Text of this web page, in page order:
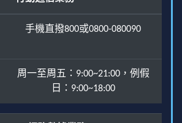
手機直撥800或0800-080090
周一至周五：9:00~21:00，例假
日：9:00~18:00